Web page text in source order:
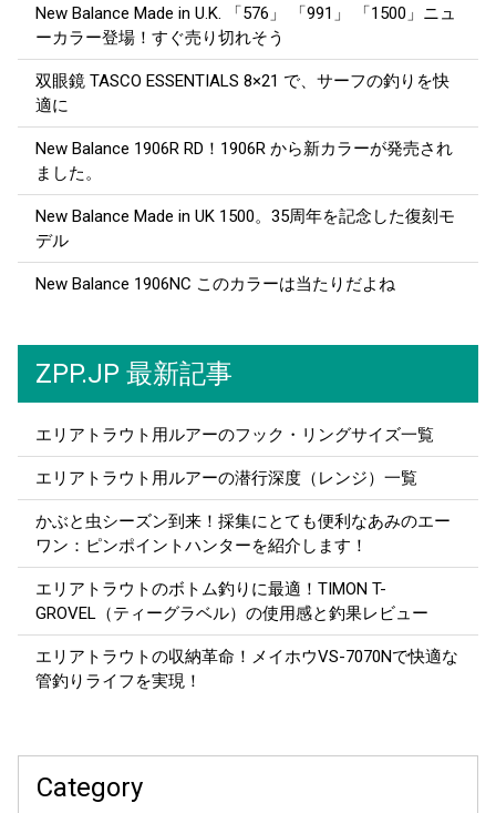
New Balance Made in U.K. 「576」 「991」 「1500」ニュ
ーカラー登場！すぐ売り切れそう
双眼鏡 TASCO ESSENTIALS 8×21 で、サーフの釣りを快
適に
New Balance 1906R RD！1906R から新カラーが発売され
ました。
New Balance Made in UK 1500。35周年を記念した復刻モ
デル
New Balance 1906NC このカラーは当たりだよね
ZPP.JP 最新記事
エリアトラウト用ルアーのフック・リングサイズ一覧
エリアトラウト用ルアーの潜行深度（レンジ）一覧
かぶと虫シーズン到来！採集にとても便利なあみのエー
ワン：ピンポイントハンターを紹介します！
エリアトラウトのボトム釣りに最適！TIMON T-
GROVEL（ティーグラベル）の使用感と釣果レビュー
エリアトラウトの収納革命！メイホウVS-7070Nで快適な
管釣りライフを実現！
Category